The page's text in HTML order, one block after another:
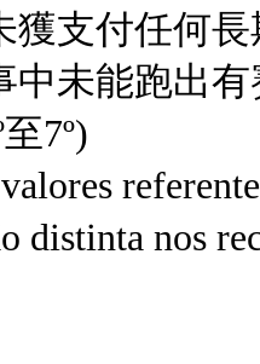
獲支付任何
中未能跑出
7º)
distinta nos